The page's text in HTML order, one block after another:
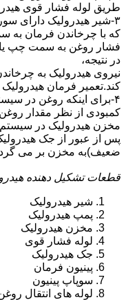
طریق لوله فشار قوی
۳-شیر هیدرولیک دارای
که با چرخاندن فرمان
فشار روغن به سمت چپ
در نتیجه،
نیروی هیدرولیک به
کند.تعمیر فرمان هیدرولیک
۴-برای اینکه روغن در
کمبودی از نظر مقدار روغن
مخزن هیدرولیک در
پس از عبور از جک
ضعیف)به مخزن بر می
قطعات تشکیل دهنده
شیر هیدرولیک
پمپ هیدرولیک
مخزن هیدرولیک
لوله فشار قوی
جک هیدرولیک
پینیون فرمان
سوپاپ پینیون
لوله های انتقال